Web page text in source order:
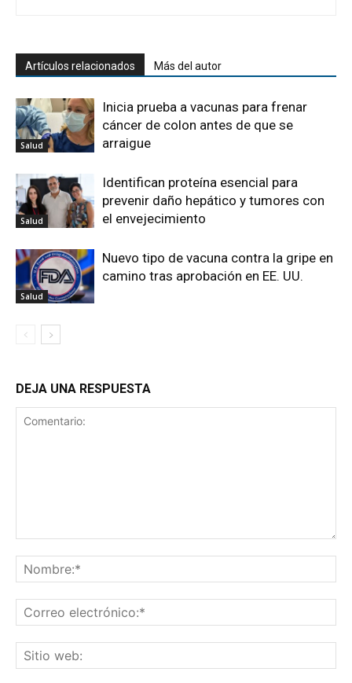
Artículos relacionados Más del autor
Salud
Inicia prueba a vacunas para frenar
cáncer de colon antes de que se
arraigue
Salud
Identifican proteína esencial para
prevenir daño hepático y tumores con
el envejecimiento
Salud
Nuevo tipo de vacuna contra la gripe en
camino tras aprobación en EE. UU.
DEJA UNA RESPUESTA